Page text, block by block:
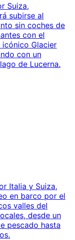
Suiza,
subirse al
sin coches de
con el
Glacier
con un
de Lucerna.
Italia y Suiza,
en barco por el
valles del
desde un
pescado hasta